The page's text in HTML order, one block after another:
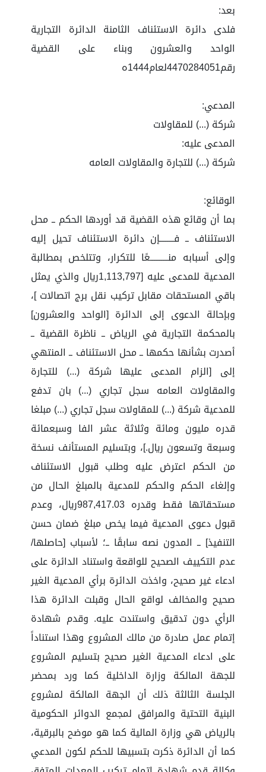
بعد:
فلدى دائرة الاستئناف الثامنة الدائرة التجارية
الواحد والعشرون وبناء على القضية
رقم4470284051لعام1444ه
المدعي:
شركة (...) للمقاولات
المدعى عليه:
شركة (...) للتجارة والمقاولات العامه
الوقائع:
بما أن وقائع هذه القضية قد أوردها الحكم ــ محل
الاستئناف ــ فــــــــإن دائرة الاستئناف تحيل إليه
وإلى أسبابه منــــــــــعًا للتكرار، وتتلخص بمطالبة
المدعية للمدعى عليه [1,113,797ريال والذي يمثل
باقي المستحقات مقابل تركيب نقل برج اتصالات ]،
وبإحالة الدعوى إلى الدائرة [الواحد والعشرون]
بالمحكمة التجارية في الرياض ــ ناظرة القضية ــ
أصدرت بشأنها حكمها ــ محل الاستئناف ــ المنتهي
إلى [الزام المدعى عليها شركة (...) للتجارة
والمقاولات العامه سجل تجاري (...) بان تدفع
للمدعية شركة (...) للمقاولات سجل تجاري (...) مبلغا
قدره مليون ومائة وثلاثة عشر الفا وسبعمائة
وسبعة وتسعون ريال.]، وبتسليم المستأنف نسخة
من الحكم اعترض عليه وطلب قبول الاستئناف
وإلغاء الحكم والحكم للمدعية بالمبلغ الحال من
مستحقاتها فقط وقدره 987,417.03ريال، وعدم
قبول دعوى المدعية فيما يخص مبلغ ضمان حسن
التنفيذ] ــ المدون نصه سابقًا ــ؛ لأسباب [حاصلها/
عدم التكييف الصحيح للواقعة واستناد الدائرة على
ادعاء غير صحيح، واخذت الدائرة برأي المدعية الغير
صحيح والمخالف لواقع الحال وقبلت الدائرة هذا
الرأي دون تدقيق واستندت عليه. وقدم شهادة
إتمام عمل صادرة من مالك المشروع وهذا استناداً
على ادعاء المدعية الغير صحيح بتسليم المشروع
للجهة المالكة وزارة الداخلية كما ورد بمحضر
الجلسة الثالثة ذلك أن الجهة المالكة لمشروع
البنية التحتية والمرافق لمجمع الدوائر الحكومية
بالرياض هي وزارة المالية كما هو موضح بالبرقية،
كما أن الدائرة ذكرت بتسبيها للحكم لكون المدعي